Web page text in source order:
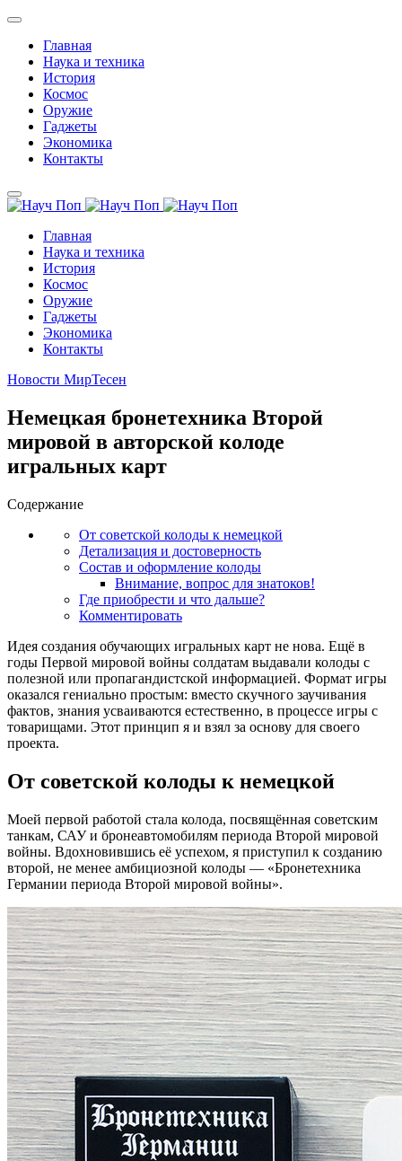
Главная
Наука и техника
История
Космос
Оружие
Гаджеты
Экономика
Контакты
Главная
Наука и техника
История
Космос
Оружие
Гаджеты
Экономика
Контакты
Новости МирТесен
Немецкая бронетехника Второй
мировой в авторской колоде
игральных карт
Содержание
От советской колоды к немецкой
Детализация и достоверность
Состав и оформление колоды
Внимание, вопрос для знатоков!
Где приобрести и что дальше?
Комментировать
Идея создания обучающих игральных карт не нова. Ещё в
годы Первой мировой войны солдатам выдавали колоды с
полезной или пропагандистской информацией. Формат игры
оказался гениально простым: вместо скучного заучивания
фактов, знания усваиваются естественно, в процессе игры с
товарищами. Этот принцип я и взял за основу для своего
проекта.
От советской колоды к немецкой
Моей первой работой стала колода, посвящённая советским
танкам, САУ и бронеавтомобилям периода Второй мировой
войны. Вдохновившись её успехом, я приступил к созданию
второй, не менее амбициозной колоды — «Бронетехника
Германии периода Второй мировой войны».